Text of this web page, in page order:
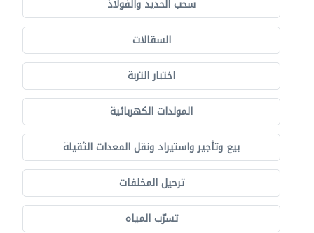
سحب الحديد والفولاذ
السقالات
اختبار التربة
المولدات الكهربائية
بيع وتأجير واستيراد ونقل المعدات الثقيلة
ترحيل المخلفات
تسرّب المياه